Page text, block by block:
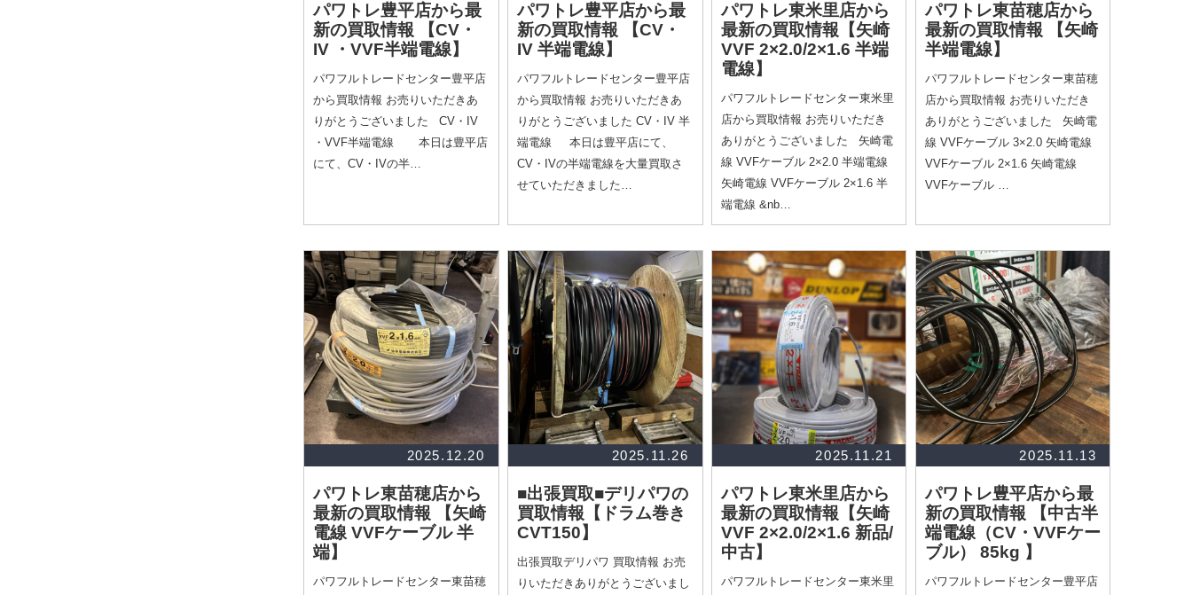
パワトレ豊平店から最
新の買取情報
【CV・
IV ・VVF半端電線】
パワフルトレードセンター豊平店
から買取情報 お売りいただきあ
りがとうございました CV・IV
・VVF半端電線 本日は豊平店
にて、CV・IVの半…
パワトレ豊平店から最
新の買取情報
【CV・
IV 半端電線】
パワフルトレードセンター豊平店
から買取情報 お売りいただきあ
りがとうございました CV・IV 半
端電線 本日は豊平店にて、
CV・IVの半端電線を大量買取さ
せていただきました…
パワトレ東米里店から
最新の買取情報 【矢崎
VVF 2×2.0/2×1.6 半端
電線】
パワフルトレードセンター東米里
店から買取情報 お売りいただき
ありがとうございました 矢崎電
線 VVFケーブル 2×2.0 半端電線
矢崎電線 VVFケーブル 2×1.6 半
端電線 &nb…
パワトレ東苗穂店から
最新の買取情報
【矢崎
半端電線】
パワフルトレードセンター東苗穂
店から買取情報 お売りいただき
ありがとうございました 矢崎電
線 VVFケーブル 3×2.0 矢崎電線
VVFケーブル 2×1.6 矢崎電線
VVFケーブル …
2025.12.20
パワトレ東苗穂店から
最新の買取情報
【矢崎
電線 VVFケーブル 半
端】
パワフルトレードセンター東苗穂
2025.11.26
■出張買取■デリパワの
買取情報 【ドラム巻き
CVT150】
出張買取デリパワ 買取情報 お売
りいただきありがとうございまし
2025.11.21
パワトレ東米里店から
最新の買取情報 【矢崎
VVF 2×2.0/2×1.6 新品/
中古】
パワフルトレードセンター東米里
2025.11.13
パワトレ豊平店から最
新の買取情報
【中古半
端電線（CV・VVFケー
ブル） 85kg 】
パワフルトレードセンター豊平店